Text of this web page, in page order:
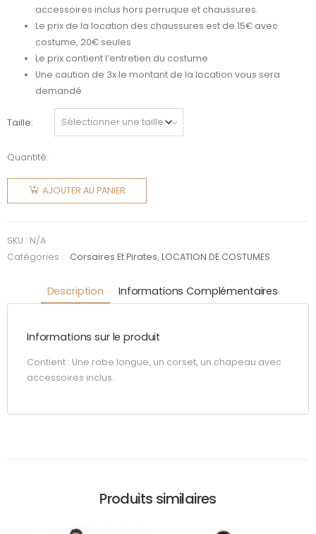
accessoires inclus hors perruque et chaussures.
Le prix de la location des chaussures est de 15€ avec
costume, 20€ seules
Le prix contient l’entretien du costume
Une caution de 3x le montant de la location vous sera
demandé
Taille
Quantité:
quantité
Angelina
AJOUTER AU PANIER
SKU : N/A
Catégories :
Corsaires Et Pirates,LOCATION DE COSTUMES
Description Informations Complémentaires
Informations sur le produit
Contient : Une robe longue, un corset, un chapeau avec
accessoires inclus.
Produits similaires